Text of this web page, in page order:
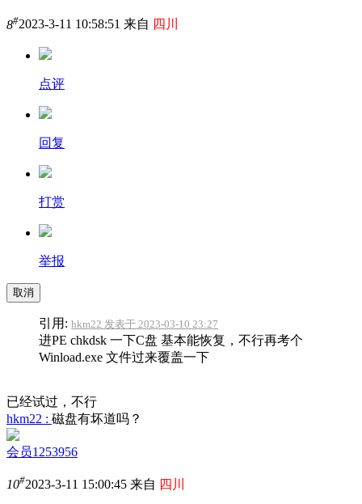
8#2023-3-11 10:58:51 来自 四川
点评
回复
打赏
举报
取消
引用: hkm22 发表于 2023-03-10 23:27
进PE chkdsk 一下C盘 基本能恢复，不行再考个
Winload.exe 文件过来覆盖一下
已经试过，不行
hkm22 : 磁盘有坏道吗？
会员1253956
10#2023-3-11 15:00:45 来自 四川